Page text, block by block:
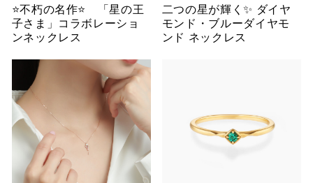
⭐️不朽の名作⭐️ 「星の王
子さま」コラボレーショ
ンネックレス
二つの星が輝く✨ ダイヤ
モンド・ブルーダイヤモ
ンド ネックレス